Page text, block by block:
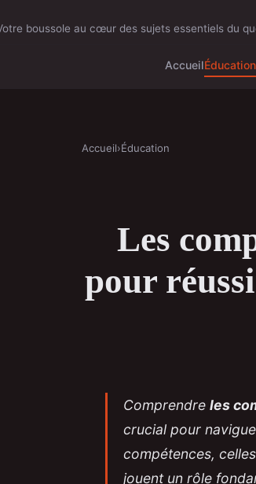
boussole au cœur des sujets essentiels du
AccueilÉducation
Accueil›Éducation
Les
pour
Comprendre les
crucial pour
compétences,
jouent un rôle